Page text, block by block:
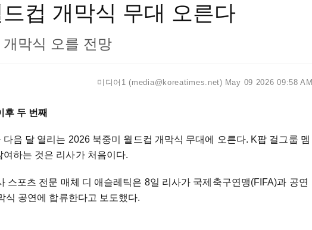
컵 개막식 무대 오른다
막식 오를 전망
미디어1 (media@koreatimes.net) May 09 2026 09:58 AM
후 두 번째
음 달 열리는 2026 북중미 월드컵 개막식 무대에 오른다. K팝 걸그룹 멤
하는 것은 리사가 처음이다.
스포츠 전문 매체 디 애슬레틱은 8일 리사가 국제축구연맹(FIFA)과 공연
식 공연에 합류한다고 보도했다.